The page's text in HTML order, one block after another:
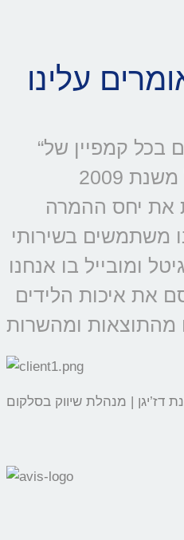
“מוצרי קולמי מוטמעים בכל קמפיין של
סלקום ונטוויז’ן, החל משנת 2009
את יחס ההמרה
משתמשים בשירותי
ומובייל בו אנחנו
את איכות הלידים
דז’יגן | מנהלת שיווק בסלקום